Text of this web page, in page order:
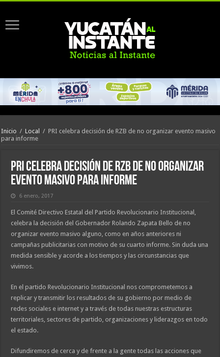
Inicio / Local / PRI celebra decisión de RZB de no organizar evento masivo
para informe
PRI celebra decisión de RZB de no organizar
evento masivo para informe
6 enero, 2017
El Comité Directivo Estatal del Partido Revolucionario Institucional,
celebra la decisión del Gobernador Rolando Zapata Bello de no
organizar evento masivo alguno, como en años anteriores ni
campañas publicitarias con motivo de su cuarto informe. Sin duda una
medida sensible y acorde a los tiempos y las circunstancias que
vivimos.
En el partido Revolucionario Institucional nos comprometemos a
replicar y transmitir los resultados de su gobierno por medio de
redes sociales e internet y a través de todas nuestras estructuras
territoriales, sectores de partido, organizaciones y liderazgos en todo
el estado.
Difundiremos de cerca y de frente a la gente todas las acciones que